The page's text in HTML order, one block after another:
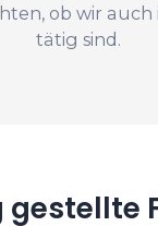
ob wir
tätig sind.
gestellte